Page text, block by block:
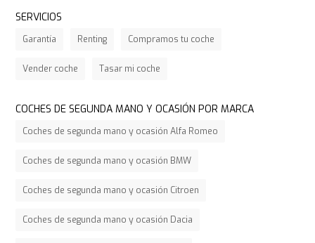
SERVICIOS
Garantía Renting Compramos tu coche
Vender coche Tasar mi coche
COCHES DE SEGUNDA MANO Y OCASIÓN POR MARCA
Coches de segunda mano y ocasión Alfa Romeo
Coches de segunda mano y ocasión BMW
Coches de segunda mano y ocasión Citroen
Coches de segunda mano y ocasión Dacia